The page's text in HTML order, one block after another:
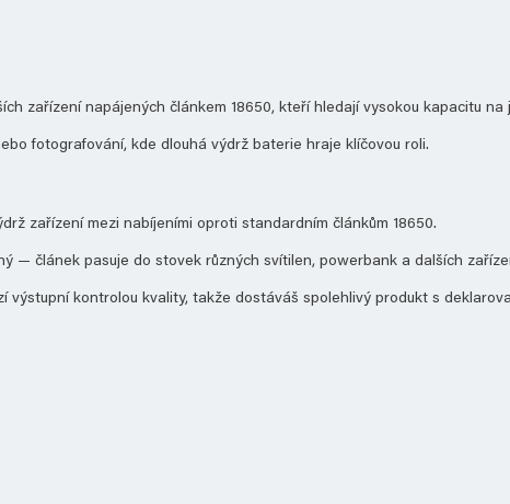
zařízení napájených článkem 18650, kteří hledají vysokou kapacitu na
fotografování, kde dlouhá výdrž baterie hraje klíčovou roli.
zařízení mezi nabíjeními oproti standardním článkům 18650.
— článek pasuje do stovek různých svítilen, powerbank a dalších
výstupní kontrolou kvality, takže dostáváš spolehlivý produkt s